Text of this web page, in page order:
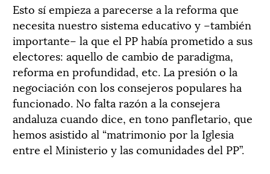
Esto sí empieza a parecerse a la reforma que
necesita nuestro sistema educativo y –también
importante– la que el PP había prometido a sus
electores: aquello de cambio de paradigma,
reforma en profundidad, etc. La presión o la
negociación con los consejeros populares ha
funcionado. No falta razón a la consejera
andaluza cuando dice, en tono panfletario, que
hemos asistido al “matrimonio por la Iglesia
entre el Ministerio y las comunidades del PP”.